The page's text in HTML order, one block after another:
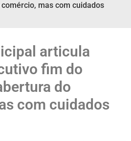
mas com cuidados
articula
fim do
do
com cuidados